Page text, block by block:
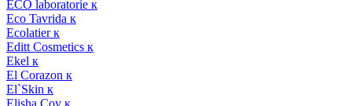
ECO laboratorie к
Eco Tavrida к
Ecolatier к
Editt Cosmetics к
Ekel к
El Corazon к
El`Skin к